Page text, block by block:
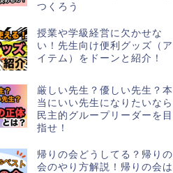
つくろう
授業や学級経営に欠かせな
い！先生向け便利グッズ（ア
イテム）をドーンと紹介！
厳しい先生？優しい先生？本
当にいい先生になりたいなら
民主的グループリーダーを目
指せ！
帰りの会どうしてる？帰りの
会のやり方解説！帰りの会は